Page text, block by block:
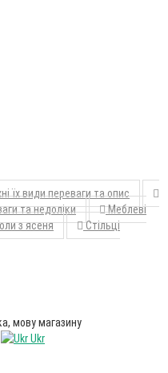
їх види переваги та опис
та недоліки
Меблеві
з ясеня
Стільці
мову магазину
Ukr